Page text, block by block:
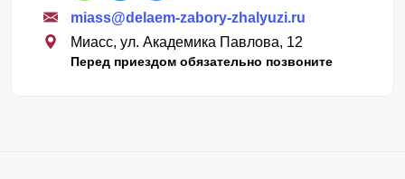
miass@delaem-zabory-zhalyuzi.ru
Миасс, ул. Академика Павлова, 12
Перед приездом обязательно позвоните